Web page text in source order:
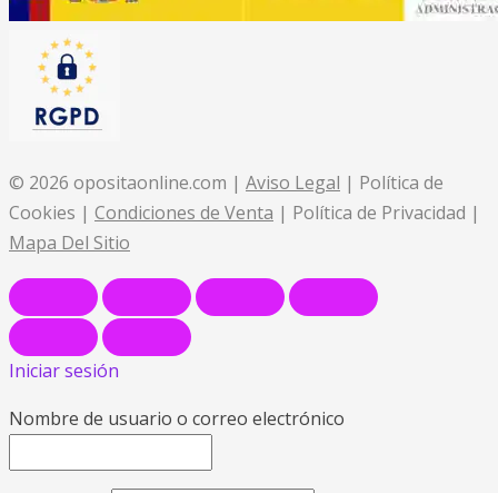
© 2026 opositaonline.com | Aviso Legal | Política de
Cookies | Condiciones de Venta | Política de Privacidad |
Mapa Del Sitio
Iniciar sesión
Nombre de usuario o correo electrónico